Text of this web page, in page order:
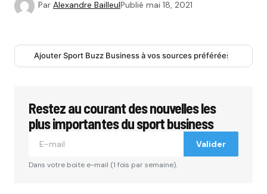
Par Alexandre BailleulPublié mai 18, 2021
Ajouter Sport Buzz Business à vos sources préférées
Restez au courant des nouvelles les
plus importantes du sport business
Valider
Dans votre boite e-mail (1 fois par semaine).